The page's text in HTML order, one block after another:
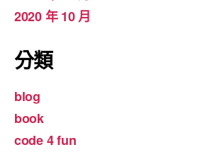
2020 年 10 月
分類
blog
book
code 4 fun